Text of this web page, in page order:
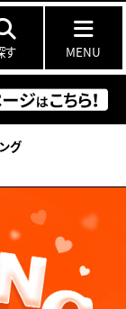
す MENU
グ